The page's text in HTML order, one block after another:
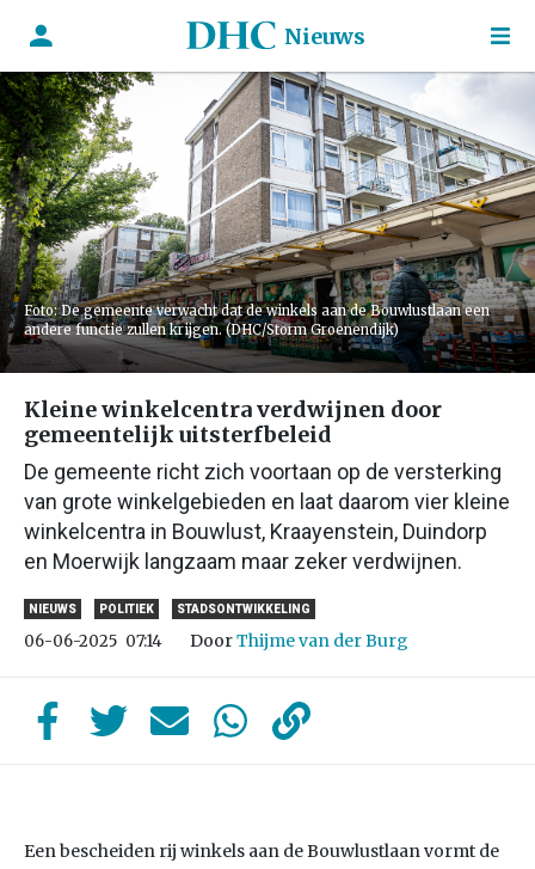
Nieuws
Foto: De gemeente verwacht dat de winkels aan de Bouwlustlaan een
andere functie zullen krijgen. (DHC/Storm Groenendijk)
Kleine winkelcentra verdwijnen door
gemeentelijk uitsterfbeleid
De gemeente richt zich voortaan op de versterking
van grote winkelgebieden en laat daarom vier kleine
winkelcentra in Bouwlust, Kraayenstein, Duindorp
en Moerwijk langzaam maar zeker verdwijnen.
NIEUWS POLITIEK STADSONTWIKKELING
06-06-2025 07:14 DoorThijme van der Burg
Een bescheiden rij winkels aan de Bouwlustlaan vormt de